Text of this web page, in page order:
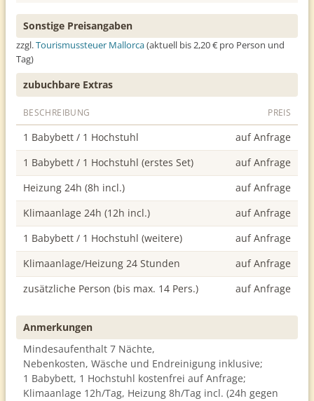
Sonstige Preisangaben
zzgl.Tourismussteuer Mallorca(aktuell bis 2,20 € pro Person und
Tag)
zubuchbare Extras
BESCHREIBUNG PREIS
1 Babybett / 1 Hochstuhl
auf Anfrage
1 Babybett / 1 Hochstuhl (erstes Set)
auf Anfrage
Heizung 24h (8h incl.)
auf Anfrage
Klimaanlage 24h (12h incl.)
auf Anfrage
1 Babybett / 1 Hochstuhl (weitere)
auf Anfrage
Klimaanlage/Heizung 24 Stunden
auf Anfrage
zusätzliche Person (bis max. 14 Pers.)
auf Anfrage
Anmerkungen
Mindesaufenthalt 7 Nächte,
Nebenkosten, Wäsche und Endreinigung inklusive;
1 Babybett, 1 Hochstuhl kostenfrei auf Anfrage;
Klimaanlage 12h/Tag, Heizung 8h/Tag incl. (24h gegen